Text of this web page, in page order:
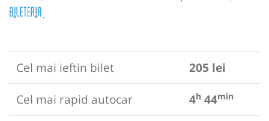
.
Cel mai ieftin bilet
205 lei
Cel mai rapid autocar
4h 44min